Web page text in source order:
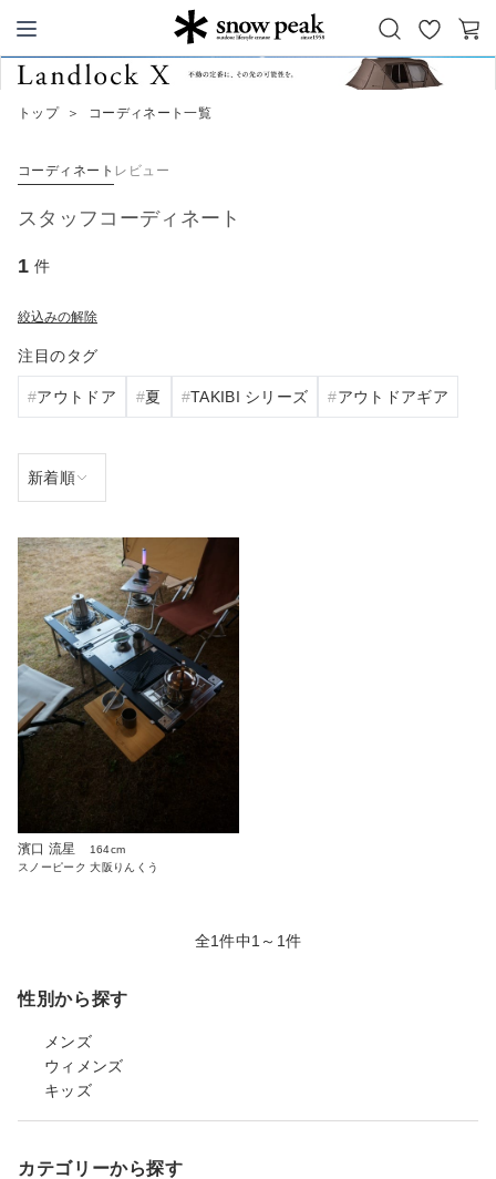
Snow Peak
お
気
カ
トップ ＞ コーディネート一覧
コーディネート レビュー
スタッフコーディネート
1 件
絞込みの解除
注目のタグ
アウトドア 夏 TAKIBI シリーズ アウトドアギア
濱口 流星
164cm
スノーピーク 大阪りんくう
全1件中1～1件
性別から探す
メンズ
ウィメンズ
キッズ
カテゴリーから探す